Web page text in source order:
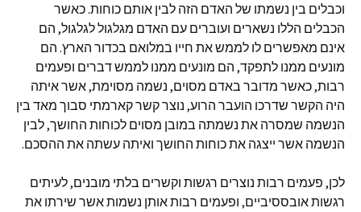
וכבלים בין נשמתו של האדם הזה לבין אותם כוחות. כאשר
הכבלים הללו נשארים ועוברים עם האדם מגלגול לגלגול, הם
אינם מאפשרים לו לממש את חייו במלואם בכדור הארץ. הם
מונעים ממנו לתפקד, הם מונעים ממנו לממש דברים ופעמים
רבות, כאשר מדובר באדם מסוים, נשמה מסוימת, אשר איתה
היה הקשר שדרכו הועבר הרוע, נוצר קשר קארמתי סבוך מאד בין
הנשמה שמסרה את נשמתה במובן מסוים לכוחות החושך, לבין
הנשמה אשר ייצגה את כוחות החושך ואיתה עשתה את ההסכם.
לכן, פעמים רבות נוצרים רגשות וקשרים בלתי מובנים, לעיתים
רגשות אובססיביים, ופעמים רבות אותן נשמות אשר שירתו את